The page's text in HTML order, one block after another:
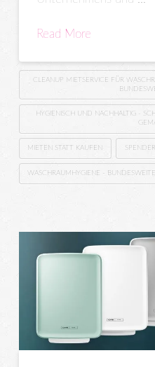
Read More
CLEANUP MIETSERVICE FÜR
HYGIENISCH UND NACHHALTIG -
MIETEN STATT KAUFEN
WASCHRAUMHYGIENE -